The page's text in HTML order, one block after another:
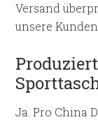
Versand
unsere
Ja. Pro China